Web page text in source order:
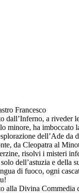
Francesco
dall’Inferno, a riveder
minore, ha imboccato
dell’Ade
da Cleopatra al
risolvi i misteri
dell’astuzia e
di fuoco, ogni
alla Divina